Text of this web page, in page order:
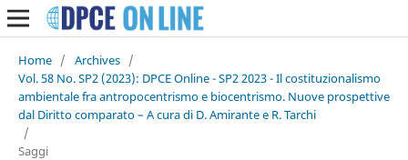
Home / Archives /
Vol. 58 No. SP2 (2023): DPCE Online - SP2 2023 - Il costituzionalismo
ambientale fra antropocentrismo e biocentrismo. Nuove prospettive
dal Diritto comparato – A cura di D. Amirante e R. Tarchi
/
Saggi